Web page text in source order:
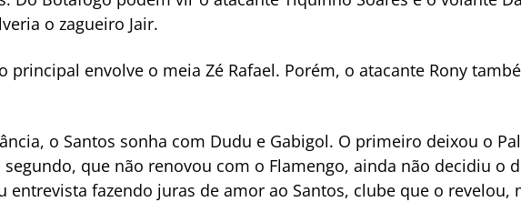
o zagueiro Jair.
principal envolve o meia Zé Rafael. Porém, o atacante Rony
o Santos sonha com Dudu e Gabigol. O primeiro deixou o
que não renovou com o Flamengo, ainda não decidiu o
entrevista fazendo juras de amor ao Santos, clube que o revelou,